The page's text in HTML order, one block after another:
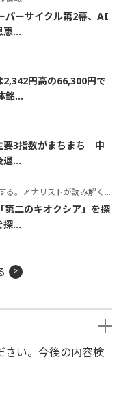
パーサイクル第2幕、AI
恵...
2,342円高の66,300円で
銘...
要3指数がまちまち 中
退...
ナリストが読み解くテーマの本質
第二のキオクシア」を探
探...
さい。今後の内容検